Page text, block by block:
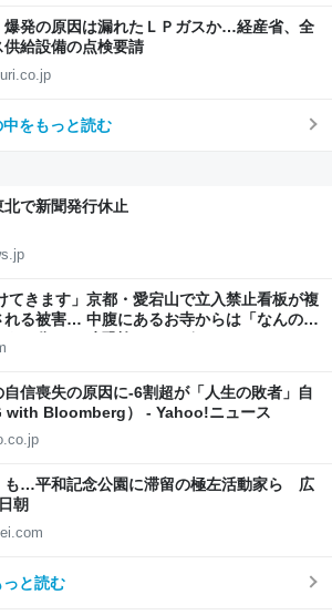
爆発の原因は漏れたＬＰガスか…経産省、全
給設備の点検要請
をもっと読む
北で新聞発行休止
てきます」京都・愛宕山で立入禁止看板が複
れる被害… 中腹にあるお寺からは「なんのた
ら分からず 恐怖しかございません」
信喪失の原因に-6割超が「人生の敗者」自
with Bloomberg） - Yahoo!ニュース
も…平和記念公園に滞留の極左活動家ら 広
朝
と読む